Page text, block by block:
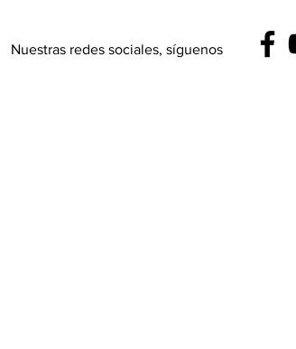
Nuestras redes sociales, síguenos